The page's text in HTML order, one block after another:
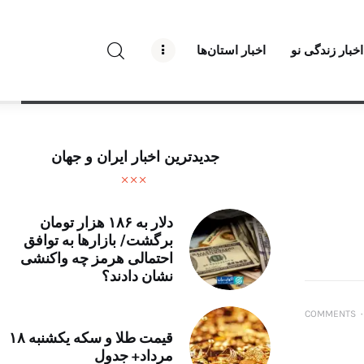
اخبار زندگی نو اخبار استان‌ها
درباره راه‌ نو نیوز
ارتباط با راه‌ نو نیوز
تبلیغات راه نو نیوز
آوین دیلی
پایگاه خبری آبان
۰ COMMENTS
جدیدترین اخبار ایران و جهان
دلار به ۱۸۶ هزار تومان
برگشت/ بازارها به توافق
احتمالی هرمز چه واکنشی
نشان دادند؟
قیمت طلا و سکه یکشنبه ۱۸
مرداد+ جدول